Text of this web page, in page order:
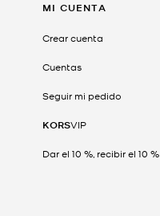
MI CUENTA
Crear cuenta
Cuentas
Seguir mi pedido
KORSVIP
Dar el 10 %, recibir el 10 %